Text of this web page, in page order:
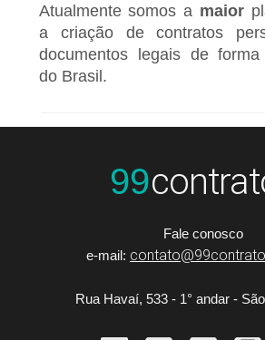
Atualmente somos a maior
a criação de contratos
documentos legais de forma
do Brasil.
99
Fale conosco
e-mail:
Rua Havaí, 533 - 1° andar -